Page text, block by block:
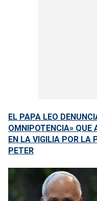
EL PAPA LEO
OMNIPOTENCIA» QUE
EN LA VIGILIA POR LA
PETER